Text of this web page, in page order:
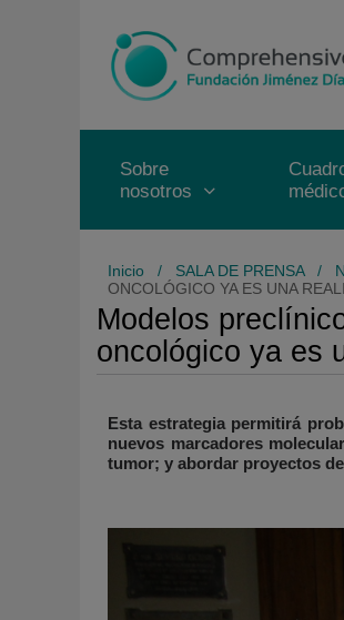
contenido
Sobre
nosotros
Inicio / SALA DE PRENSA/
ONCOLÓGICO YA ES UNA
Modelos
oncológico ya es
Esta estrategia permitirá
nuevos marcadores
tumor; y abordar proyectos